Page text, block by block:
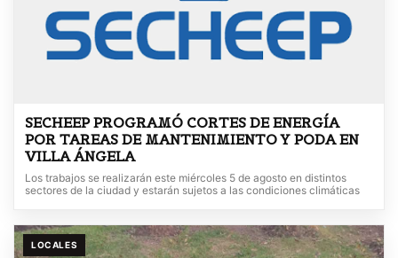
SECHEEP PROGRAMÓ CORTES DE ENERGÍA
POR TAREAS DE MANTENIMIENTO Y PODA EN
VILLA ÁNGELA
Los trabajos se realizarán este miércoles 5 de agosto en distintos
sectores de la ciudad y estarán sujetos a las condiciones climáticas
LOCALES